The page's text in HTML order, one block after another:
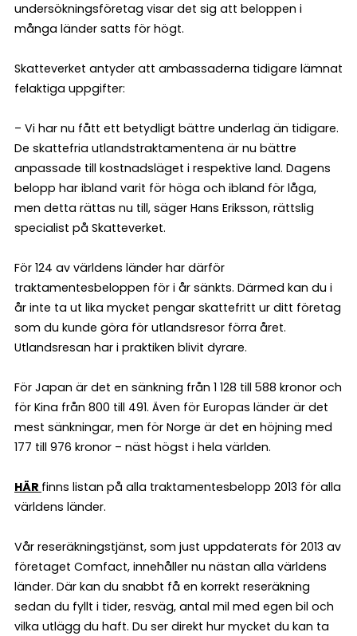
undersökningsföretag visar det sig att beloppen i
många länder satts för högt.
Skatteverket antyder att ambassaderna tidigare lämnat
felaktiga uppgifter:
– Vi har nu fått ett betydligt bättre underlag än tidigare.
De skattefria utlandstraktamentena är nu bättre
anpassade till kostnadsläget i respektive land. Dagens
belopp har ibland varit för höga och ibland för låga,
men detta rättas nu till, säger Hans Eriksson, rättslig
specialist på Skatteverket.
För 124 av världens länder har därför
traktamentesbeloppen för i år sänkts. Därmed kan du i
år inte ta ut lika mycket pengar skattefritt ur ditt företag
som du kunde göra för utlandsresor förra året.
Utlandsresan har i praktiken blivit dyrare.
För Japan är det en sänkning från 1 128 till 588 kronor och
för Kina från 800 till 491. Även för Europas länder är det
mest sänkningar, men för Norge är det en höjning med
177 till 976 kronor – näst högst i hela världen.
HÄR finns listan på alla traktamentesbelopp 2013 för alla
världens länder.
Vår reseräkningstjänst, som just uppdaterats för 2013 av
företaget Comfact, innehåller nu nästan alla världens
länder. Där kan du snabbt få en korrekt reseräkning
sedan du fyllt i tider, resväg, antal mil med egen bil och
vilka utlägg du haft. Du ser direkt hur mycket du kan ta